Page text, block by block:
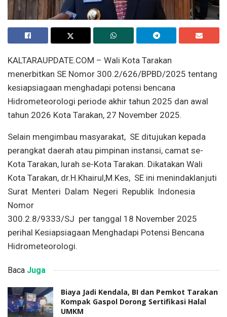
KALTARAUPDATE.COM – Wali Kota Tarakan
menerbitkan SE Nomor 300.2/626/BPBD/2025 tentang
kesiapsiagaan menghadapi potensi bencana
Hidrometeorologi periode akhir tahun 2025 dan awal
tahun 2026 Kota Tarakan, 27 November 2025.
Selain mengimbau masyarakat, SE ditujukan kepada
perangkat daerah atau pimpinan instansi, camat se-
Kota Tarakan, lurah se-Kota Tarakan. Dikatakan Wali
Kota Tarakan, dr.H.Khairul,M.Kes, SE ini menindaklanjuti
Surat Menteri Dalam Negeri Republik Indonesia
Nomor
300.2.8/9333/SJ per tanggal 18 November 2025
perihal Kesiapsiagaan Menghadapi Potensi Bencana
Hidrometeorologi.
Baca Juga
Biaya Jadi Kendala, BI dan Pemkot Tarakan
Kompak Gaspol Dorong Sertifikasi Halal
UMKM